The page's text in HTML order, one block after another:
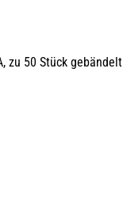
zu 50 Stück gebändelt